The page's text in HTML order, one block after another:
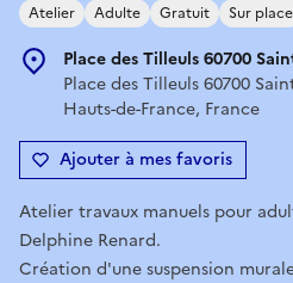
Atelier Adulte Gratuit Sur place
Place des Tilleuls 60700
Place des Tilleuls 60700
Hauts-de-France, France
Ajouter à mes favoris
Atelier travaux manuels pour
Delphine Renard.
Création d'une suspension